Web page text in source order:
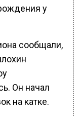
у
сообщали,
Он начал
на катке.